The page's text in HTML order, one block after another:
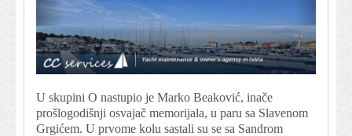
U skupini O nastupio je Marko Beaković, inače
prošlogodišnji osvajač memorijala, u paru sa Slavenom
Grgićem. U prvome kolu sastali su se sa Sandrom